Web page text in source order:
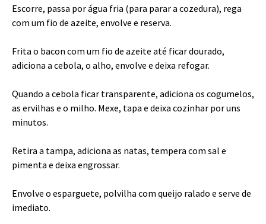
Escorre, passa por água fria (para parar a cozedura), rega
com um fio de azeite, envolve e reserva.
Frita o bacon com um fio de azeite até ficar dourado,
adiciona a cebola, o alho, envolve e deixa refogar.
Quando a cebola ficar transparente, adiciona os cogumelos,
as ervilhas e o milho. Mexe, tapa e deixa cozinhar por uns
minutos.
Retira a tampa, adiciona as natas, tempera com sal e
pimenta e deixa engrossar.
Envolve o esparguete, polvilha com queijo ralado e serve de
imediato.